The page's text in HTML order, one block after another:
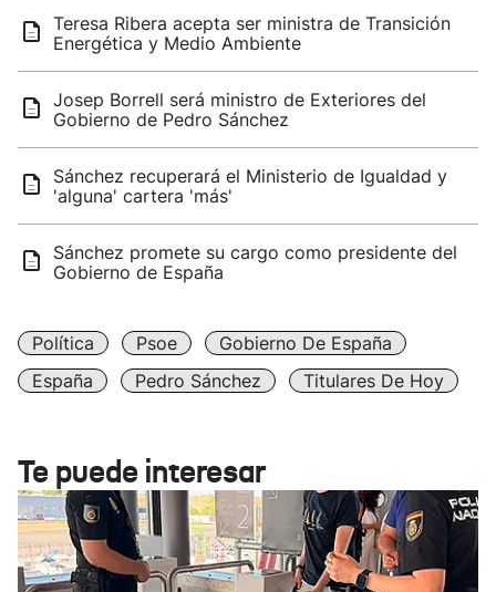
Teresa Ribera acepta ser ministra de Transición
Energética y Medio Ambiente
Josep Borrell será ministro de Exteriores del
Gobierno de Pedro Sánchez
Sánchez recuperará el Ministerio de Igualdad y
'alguna' cartera 'más'
Sánchez promete su cargo como presidente del
Gobierno de España
Política Psoe
Gobierno De España
España
Pedro Sánchez Titulares De Hoy
Te puede interesar